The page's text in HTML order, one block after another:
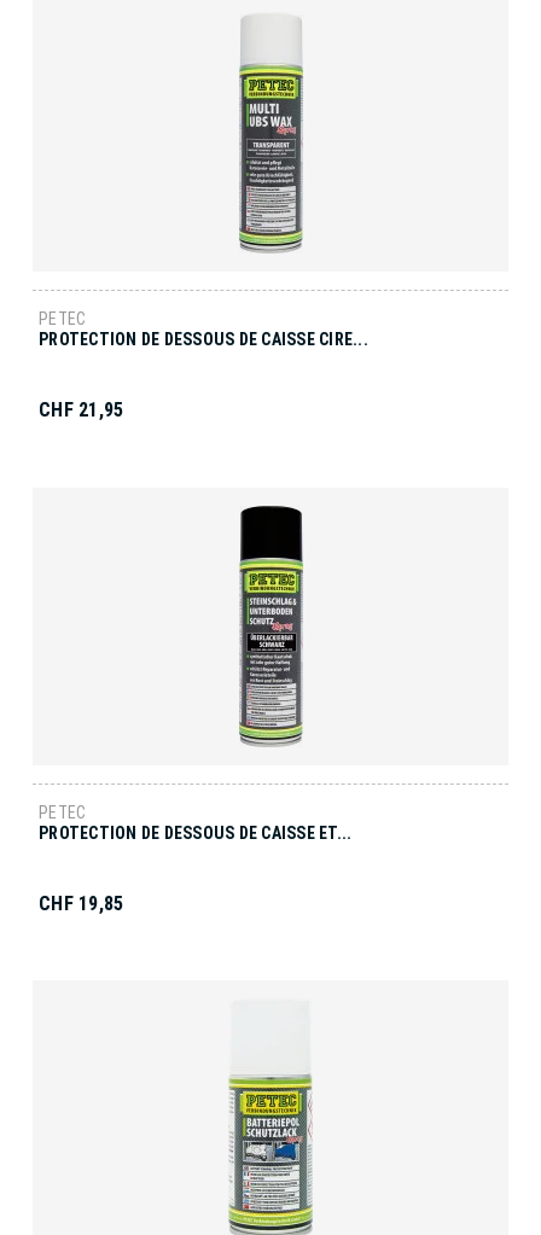
PETEC
PROTECTION DE DESSOUS DE CAISSE CIRE...
CHF 21,95
PETEC
PROTECTION DE DESSOUS DE CAISSE ET...
CHF 19,85